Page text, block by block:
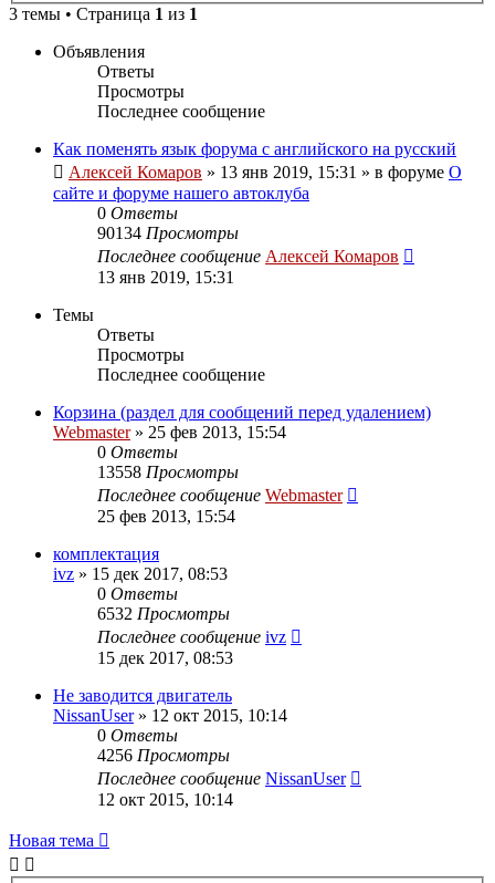
3 темы • Страница 1 из 1
Объявления
Ответы
Просмотры
Последнее сообщение
Как поменять язык форума с английского на русский
Алексей Комаров » 13 янв 2019, 15:31 » в форуме О
сайте и форуме нашего автоклуба
0 Ответы
90134 Просмотры
Последнее сообщение Алексей Комаров
13 янв 2019, 15:31
Темы
Ответы
Просмотры
Последнее сообщение
Корзина (раздел для сообщений перед удалением)
Webmaster» 25 фев 2013, 15:54
0 Ответы
13558 Просмотры
Последнее сообщение Webmaster
25 фев 2013, 15:54
комплектация
ivz » 15 дек 2017, 08:53
0 Ответы
6532 Просмотры
Последнее сообщение ivz
15 дек 2017, 08:53
Не заводится двигатель
NissanUser» 12 окт 2015, 10:14
0 Ответы
4256 Просмотры
Последнее сообщение NissanUser
12 окт 2015, 10:14
Новая тема